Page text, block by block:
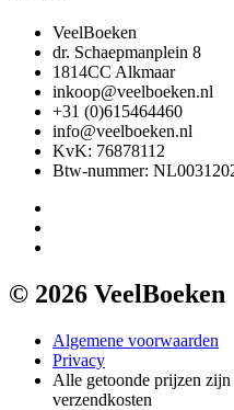
VeelBoeken
dr. Schaepmanplein 8
1814CC Alkmaar
inkoop@veelboeken.nl
+31 (0)615464460
info@veelboeken.nl
KvK: 76878112
Btw-nummer:
© 2026 VeelBoeken
Algemene voorwaarden
Privacy
Alle getoonde prijzen
verzendkosten